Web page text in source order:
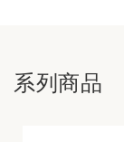
系列商品